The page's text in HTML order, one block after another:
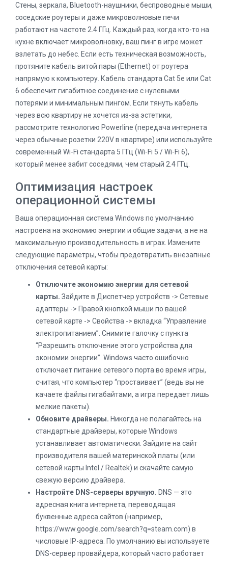
Стены, зеркала, Bluetooth-наушники, беспроводные мыши,
соседские роутеры и даже микроволновые печи
работают на частоте 2.4 ГГц. Каждый раз, когда кто-то на
кухне включает микроволновку, ваш пинг в игре может
взлетать до небес. Если есть техническая возможность,
протяните кабель витой пары (Ethernet) от роутера
напрямую к компьютеру. Кабель стандарта Cat 5e или Cat
6 обеспечит гигабитное соединение с нулевыми
потерями и минимальным пингом. Если тянуть кабель
через всю квартиру не хочется из-за эстетики,
рассмотрите технологию Powerline (передача интернета
через обычные розетки 220V в квартире) или используйте
современный Wi-Fi стандарта 5 ГГц (Wi-Fi 5 / Wi-Fi 6),
который менее забит соседями, чем старый 2.4 ГГц.
Оптимизация настроек
операционной системы
Ваша операционная система Windows по умолчанию
настроена на экономию энергии и общие задачи, а не на
максимальную производительность в играх. Измените
следующие параметры, чтобы предотвратить внезапные
отключения сетевой карты:
Отключите экономию энергии для сетевой
карты. Зайдите в Диспетчер устройств -> Сетевые
адаптеры -> Правой кнопкой мыши по вашей
сетевой карте -> Свойства -> вкладка “Управление
электропитанием”. Снимите галочку с пункта
“Разрешить отключение этого устройства для
экономии энергии”. Windows часто ошибочно
отключает питание сетевого порта во время игры,
считая, что компьютер “простаивает” (ведь вы не
качаете файлы гигабайтами, а игра передает лишь
мелкие пакеты).
Обновите драйверы. Никогда не полагайтесь на
стандартные драйверы, которые Windows
устанавливает автоматически. Зайдите на сайт
производителя вашей материнской платы (или
сетевой карты Intel / Realtek) и скачайте самую
свежую версию драйвера.
Настройте DNS-серверы вручную. DNS — это
адресная книга интернета, переводящая
буквенные адреса сайтов (например,
https://www.google.com/search?q=steam.com) в
числовые IP-адреса. По умолчанию вы используете
DNS-сервер провайдера, который часто работает